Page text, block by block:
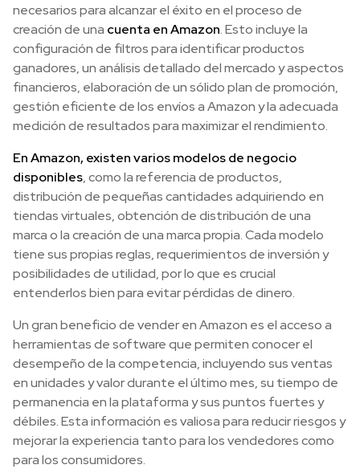
necesarios para alcanzar el éxito en el proceso de
creación de una cuenta en Amazon. Esto incluye la
configuración de filtros para identificar productos
ganadores, un análisis detallado del mercado y aspectos
financieros, elaboración de un sólido plan de promoción,
gestión eficiente de los envíos a Amazon y la adecuada
medición de resultados para maximizar el rendimiento.
En Amazon, existen varios modelos de negocio
disponibles, como la referencia de productos,
distribución de pequeñas cantidades adquiriendo en
tiendas virtuales, obtención de distribución de una
marca o la creación de una marca propia. Cada modelo
tiene sus propias reglas, requerimientos de inversión y
posibilidades de utilidad, por lo que es crucial
entenderlos bien para evitar pérdidas de dinero.
Un gran beneficio de vender en Amazon es el acceso a
herramientas de software que permiten conocer el
desempeño de la competencia, incluyendo sus ventas
en unidades y valor durante el último mes, su tiempo de
permanencia en la plataforma y sus puntos fuertes y
débiles. Esta información es valiosa para reducir riesgos y
mejorar la experiencia tanto para los vendedores como
para los consumidores.